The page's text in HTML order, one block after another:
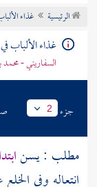
تراجم الأعلام
الرئيسية غذاء
غذاء الألباب
السفاريني - محمد
جزء 2
مطلب : يسن
انتعاله وفي